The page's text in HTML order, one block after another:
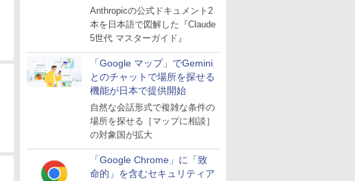
Anthropicの公式ドキュメント2
本を日本語で図解した『Claude
5世代 マスターガイド』
「Google マップ」でGemini
とのチャットで場所を探せる
機能が日本で提供開始
自然な会話形式で複雑な条件の
場所を探せる［マップに相談］
の対象国が拡大
「Google Chrome」に「致
命的」を含むセキュリティア